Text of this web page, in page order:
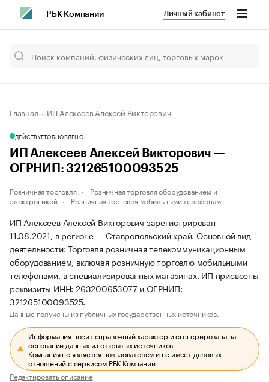
РБК Компании Личный кабинет
Главная ИП Алексеев Алексей Викторович
ДЕЙСТВУЕТОБНОВЛЕНО
ИП Алексеев Алексей Викторович —
ОГРНИП: 321265100093525
Розничная торговля
Розничная торговля оборудованием и
электроникой
Розничная торговля мобильными телефонам
ИП Алексеев Алексей Викторович зарегистрирован
11.08.2021, в регионе — Ставропольский край. Основной вид
деятельности: Торговля розничная телекоммуникационным
оборудованием, включая розничную торговлю мобильными
телефонами, в специализированных магазинах. ИП присвоены
реквизиты ИНН: 263200653077 и ОГРНИП:
321265100093525.
Данные получены из публичных государственных источников.
Информация носит справочный характер и сгенерирована на
основании данных из открытых источников.
Компания не является пользователем и не имеет деловых
отношений с сервисом РБК Компании.
Редактировать описание